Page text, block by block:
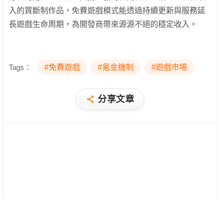
入的買斷制作品，免費遊戲模式能透過持續更新與服務延
長遊戲生命周期，為開發商帶來源源不絕的穩定收入。
Tags： #免費遊戲 #氪金機制 #遊戲市場
分享文章